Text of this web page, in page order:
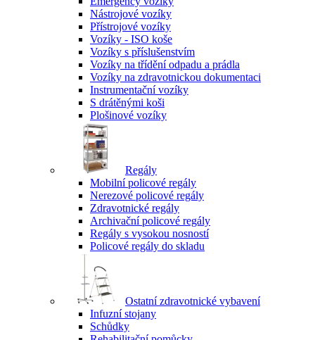
Nástrojové vozíky
Přístrojové vozíky
Vozíky - ISO koše
Vozíky s příslušenstvím
Vozíky na třídění odpadu a prádla
Vozíky na zdravotnickou dokumentaci
Instrumentační vozíky
S drátěnými koši
Plošinové vozíky
Regály
Mobilní policové regály
Nerezové policové regály
Zdravotnické regály
Archivační policové regály
Regály s vysokou nosností
Policové regály do skladu
Ostatní zdravotnické vybavení
Infuzní stojany
Schůdky